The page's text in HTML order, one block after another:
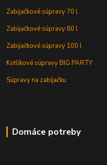
Zabijačkové súpravy 70 l
Zabijačkové súpravy 80 l
Zabijačkové súpravy 100 l
Kotlíkové súpravy BIG PARTY
Súpravy na zabíjačku
Domáce potreby